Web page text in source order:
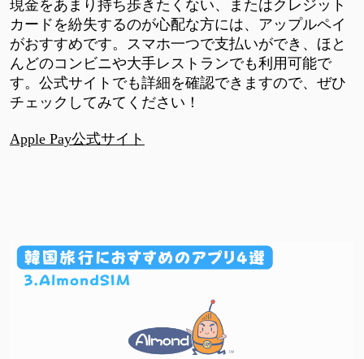
現金をあまり持ち歩きたくない、またはクレジット
カードを紛失するのが心配な方には、アップルペイ
がおすすめです。スマホ一つで支払いができ、ほと
んどのコンビニや大手レストランでも利用可能で
す。公式サイトでも詳細を確認できますので、ぜひ
チェックしてみてください！
Apple Pay公式サイト